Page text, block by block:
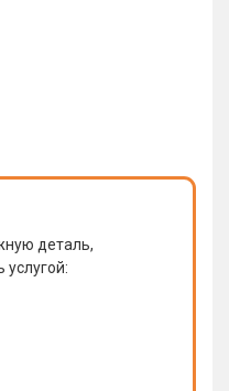
деталь,
услугой: